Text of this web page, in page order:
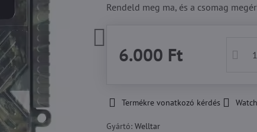
Rendeld meg ma, és a csomag
6.000 Ft
Termékre vonatkozó kérdés
Gyártó: Welltar